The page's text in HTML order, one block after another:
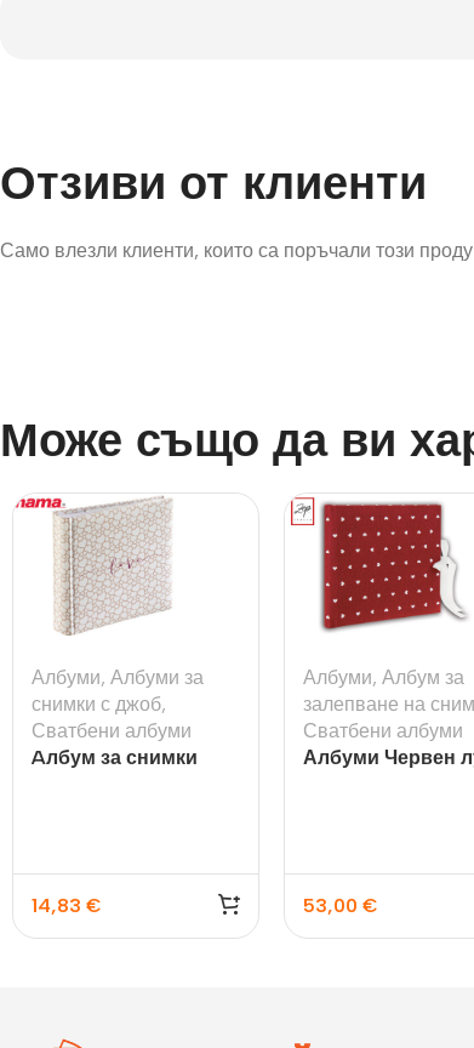
Отзиви от клиенти
Само влезли клиенти, които са поръчали този
Може също да ви
Албуми, Албуми за
снимки с джоб,
Сватбени албуми
Aлбум за снимки
14,83 €
Албуми, Албум за
залепване на
Сватбени албуми
Албуми Червен
53,00 €